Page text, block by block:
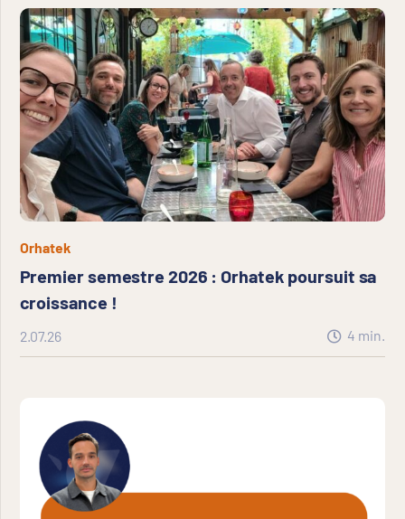
Orhatek
Premier semestre 2026 : Orhatek poursuit sa
croissance !
2.07.26 4 min.